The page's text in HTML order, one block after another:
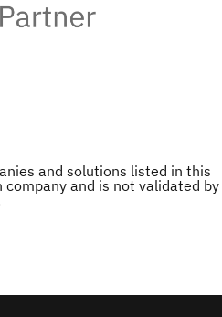
and solutions listed in this
and is not validated by